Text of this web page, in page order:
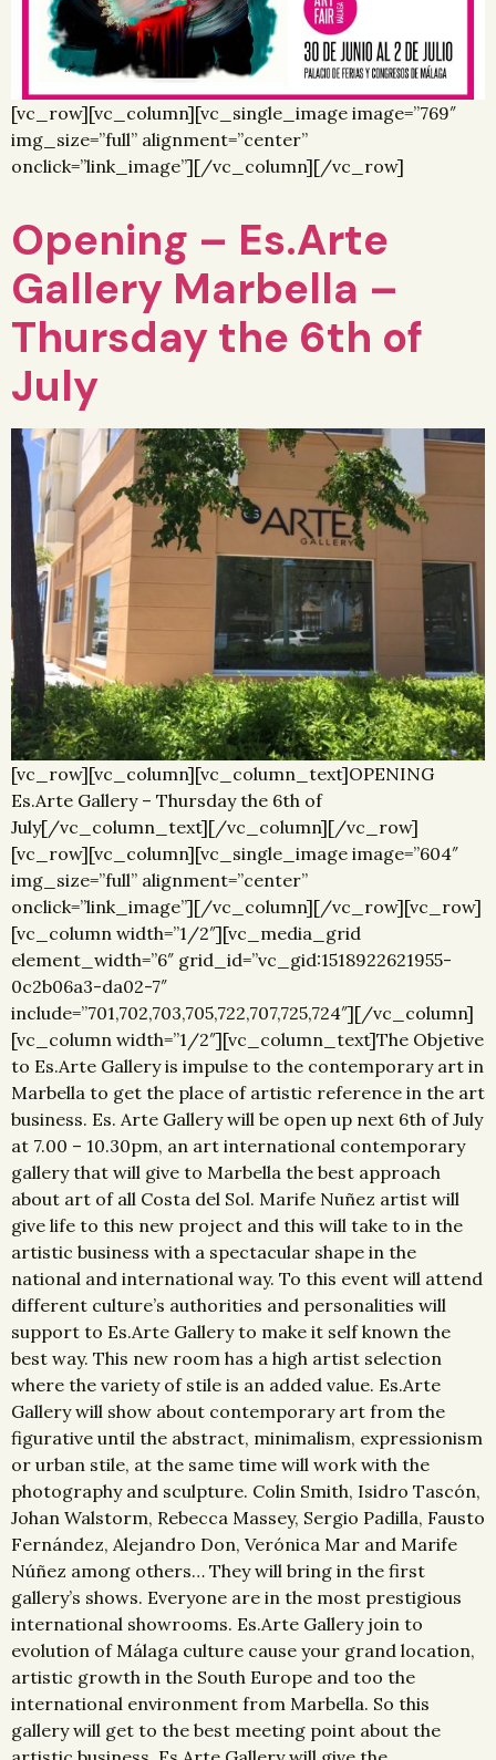
[vc_row][vc_column][vc_single_image image=”769″
img_size=”full” alignment=”center”
onclick=”link_image”][/vc_column][/vc_row]
Opening – Es.Arte
Gallery Marbella –
Thursday the 6th of
July
[vc_row][vc_column][vc_column_text]OPENING
Es.Arte Gallery – Thursday the 6th of
July[/vc_column_text][/vc_column][/vc_row]
[vc_row][vc_column][vc_single_image image=”604″
img_size=”full” alignment=”center”
onclick=”link_image”][/vc_column][/vc_row][vc_row]
[vc_column width=”1/2″][vc_media_grid
element_width=”6″ grid_id=”vc_gid:1518922621955-
0c2b06a3-da02-7″
include=”701,702,703,705,722,707,725,724″][/vc_column]
[vc_column width=”1/2″][vc_column_text]The Objetive
to Es.Arte Gallery is impulse to the contemporary art in
Marbella to get the place of artistic reference in the art
business. Es. Arte Gallery will be open up next 6th of July
at 7.00 – 10.30pm, an art international contemporary
gallery that will give to Marbella the best approach
about art of all Costa del Sol. Marife Nuñez artist will
give life to this new project and this will take to in the
artistic business with a spectacular shape in the
national and international way. To this event will attend
different culture’s authorities and personalities will
support to Es.Arte Gallery to make it self known the
best way. This new room has a high artist selection
where the variety of stile is an added value. Es.Arte
Gallery will show about contemporary art from the
figurative until the abstract, minimalism, expressionism
or urban stile, at the same time will work with the
photography and sculpture. Colin Smith, Isidro Tascón,
Johan Walstorm, Rebecca Massey, Sergio Padilla, Fausto
Fernández, Alejandro Don, Verónica Mar and Marife
Núñez among others… They will bring in the first
gallery’s shows. Everyone are in the most prestigious
international showrooms. Es.Arte Gallery join to
evolution of Málaga culture cause your grand location,
artistic growth in the South Europe and too the
international environment from Marbella. So this
gallery will get to the best meeting point about the